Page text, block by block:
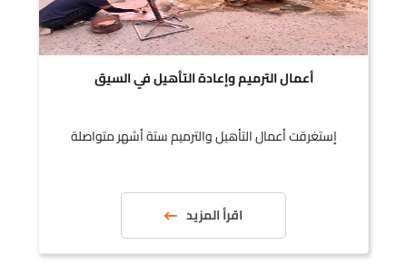
أعمال الترميم وإعادة التأهيل في السيق
إستغرقت أعمال التأهيل والترميم ستة أشهر متواصلة
اقرأ المزيد